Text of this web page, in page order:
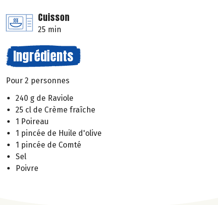
Cuisson
25 min
Ingrédients
Pour 2 personnes
240 g de Raviole
25 cl de Crème fraîche
1 Poireau
1 pincée de Huile d'olive
1 pincée de Comté
Sel
Poivre